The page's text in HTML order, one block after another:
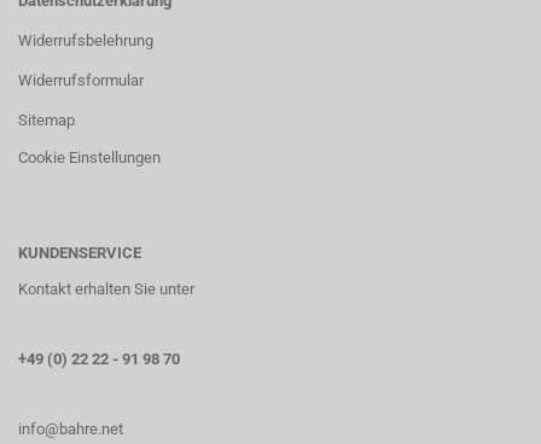
Widerrufsbelehrung
Widerrufsformular
Sitemap
Cookie Einstellungen
KUNDENSERVICE
Kontakt erhalten Sie unter
+49 (0) 22 22 - 91 98 70
info@bahre.net